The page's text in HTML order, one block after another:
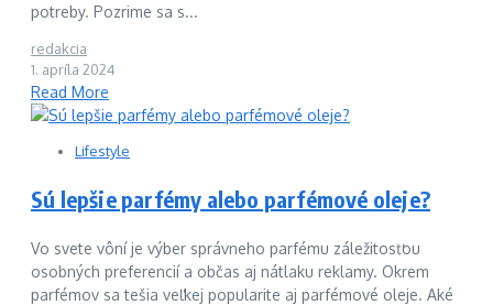
potreby. Pozrime sa s...
redakcia
1. apríla 2024
Read More
Lifestyle
Sú lepšie parfémy alebo parfémové oleje?
Vo svete vôní je výber správneho parfému záležitosťou
osobných preferencií a občas aj nátlaku reklamy. Okrem
parfémov sa tešia veľkej popularite aj parfémové oleje. Aké